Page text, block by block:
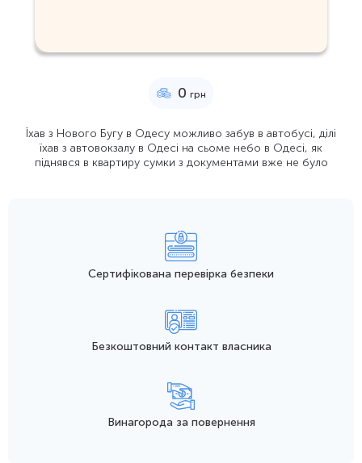
0 грн
Їхав з Нового Бугу в Одесу можливо забув в автобусі, ділі
їхав з автовокзалу в Одесі на сьоме небо в Одесі, як
піднявся в квартиру сумки з документами вже не було
Сертифікована перевірка безпеки
Безкоштовний контакт власника
Винагорода за повернення